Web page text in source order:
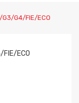
G3/G4/FIE/ECO